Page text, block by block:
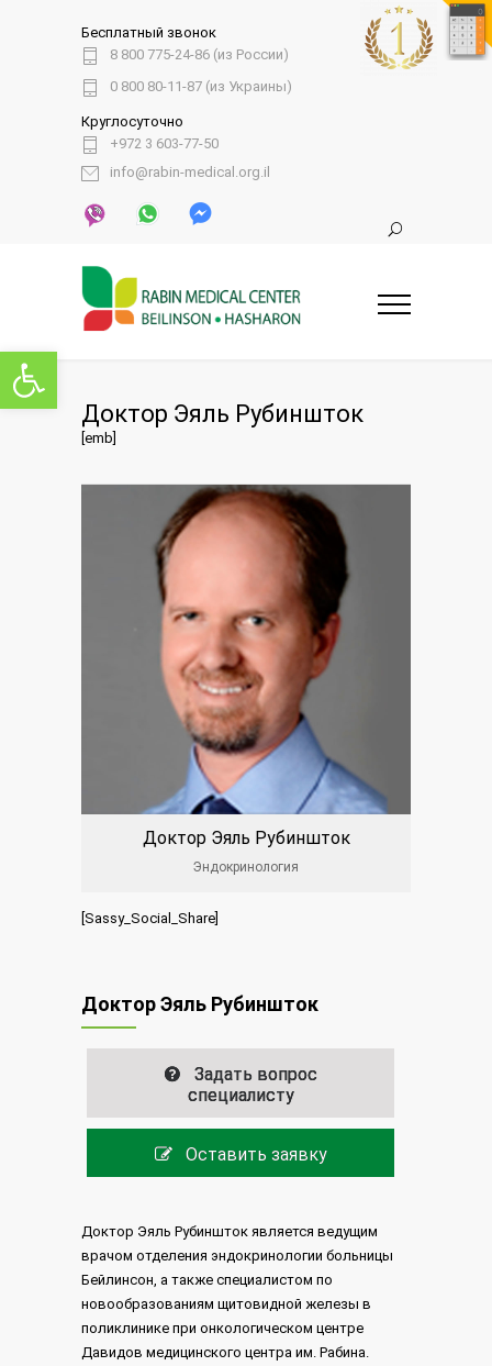
Открыть панель инструментов
Бесплатный звонок
8 800 775-24-86 (из России)
0 800 80-11-87 (из Украины)
Круглосуточно
+972 3 603-77-50
info@rabin-medical.org.il
Доктор Эяль Рубиншток
[emb]
Доктор Эяль Рубиншток
Эндокринология
[Sassy_Social_Share]
Доктор Эяль Рубиншток
Задать вопрос
специалисту
Оставить заявку
Доктор Эяль Рубиншток является ведущим
врачом отделения эндокринологии больницы
Бейлинсон, а также специалистом по
новообразованиям щитовидной железы в
поликлинике при онкологическом центре
Давидов медицинского центра им. Рабина.